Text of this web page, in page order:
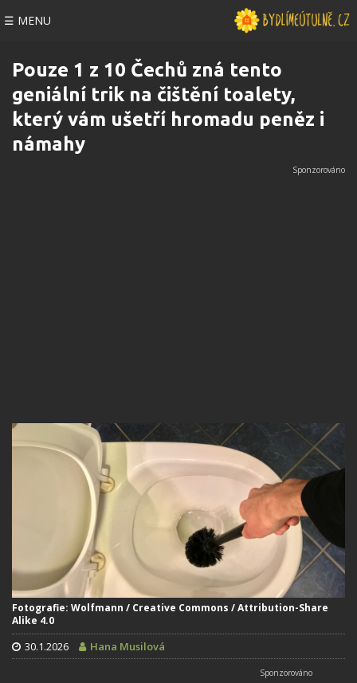
☰ MENU
Pouze 1 z 10 Čechů zná tento
geniální trik na čištění toalety,
který vám ušetří hromadu peněz i
námahy
Fotografie: Wolfmann / Creative Commons / Attribution-Share
Alike 4.0
30.1.2026 Hana Musilová